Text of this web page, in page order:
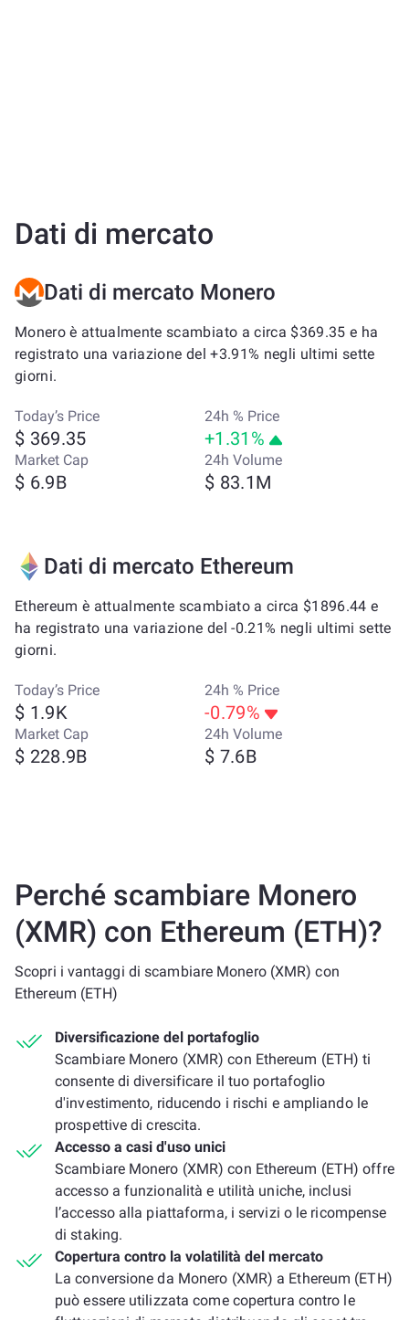
Dati di mercato
Dati di mercato Monero
Monero è attualmente scambiato a circa $369.35 e ha
registrato una variazione del +3.91% negli ultimi sette
giorni.
Today’s Price
$ 369.35
24h % Price
+1.31%
Market Cap
$ 6.9B
24h Volume
$ 83.1M
Dati di mercato Ethereum
Ethereum è attualmente scambiato a circa $1896.44 e
ha registrato una variazione del -0.21% negli ultimi sette
giorni.
Today’s Price
$ 1.9K
24h % Price
-0.79%
Market Cap
$ 228.9B
24h Volume
$ 7.6B
Perché scambiare Monero
(XMR) con Ethereum (ETH)?
Scopri i vantaggi di scambiare Monero (XMR) con
Ethereum (ETH)
Diversificazione del portafoglio
Scambiare Monero (XMR) con Ethereum (ETH) ti
consente di diversificare il tuo portafoglio
d'investimento, riducendo i rischi e ampliando le
prospettive di crescita.
Accesso a casi d'uso unici
Scambiare Monero (XMR) con Ethereum (ETH) offre
accesso a funzionalità e utilità uniche, inclusi
l’accesso alla piattaforma, i servizi o le ricompense
di staking.
Copertura contro la volatilità del mercato
La conversione da Monero (XMR) a Ethereum (ETH)
può essere utilizzata come copertura contro le